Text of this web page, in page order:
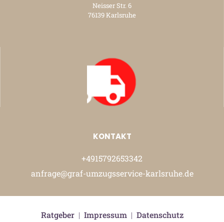
Neisser Str. 6
76139 Karlsruhe
KONTAKT
+4915792653342
anfrage@graf-umzugsservice-karlsruhe.de
Ratgeber| Impressum| Datenschutz